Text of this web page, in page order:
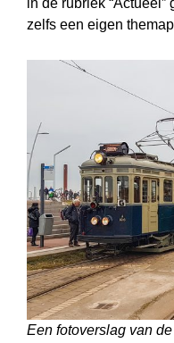
in de rubriek
zelfs een eigen
Een fotoverslag van